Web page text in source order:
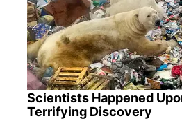
Scientists Happened
Terrifying Discovery